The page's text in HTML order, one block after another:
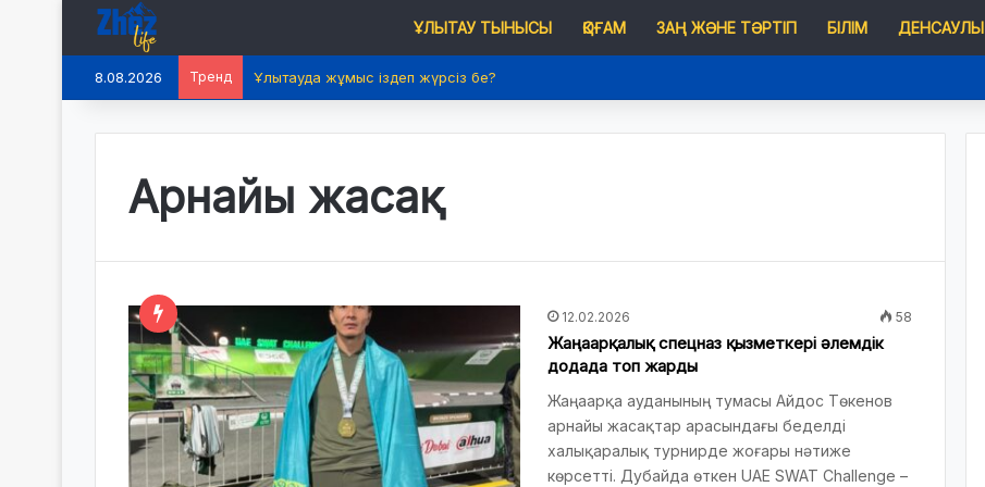
ҰЛЫТАУ ТЫНЫСЫ ҚОҒАМ ЗАҢ ЖӘНЕ ТӘРТІП БІЛІМ ДЕНСАУЛЫҚ
8.08.2026 Тренд Ұлытауда жұмыс іздеп жүрсіз бе?
Арнайы жасақ
12.02.2026 58
Жаңаарқалық спецназ қызметкері әлемдік
додада топ жарды
Жаңаарқа ауданының тумасы Айдос Төкенов
арнайы жасақтар арасындағы беделді
халықаралық турнирде жоғары нәтиже
көрсетті. Дубайда өткен UAE SWAT Challenge –